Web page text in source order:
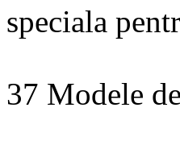
speciala
37 Modele